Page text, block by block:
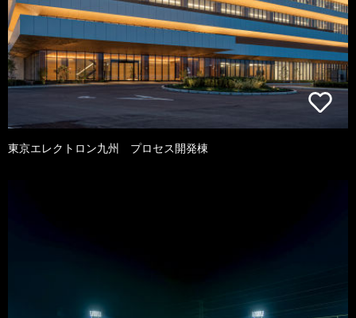
東京エレクトロン九州 プロセス開発棟